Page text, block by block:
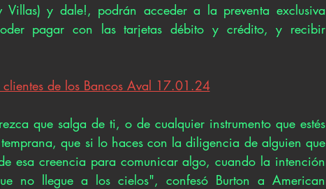
Villas) y dale!, podrán acceder a la preventa exclusiva
pagar con las tarjetas débito y crédito, y recibir
clientes de los Bancos Aval 17.01.24
que salga de ti, o de cualquier instrumento que estés
que si lo haces con la diligencia de alguien que
esa creencia para comunicar algo, cuando la intención
no llegue a los cielos", confesó Burton a American